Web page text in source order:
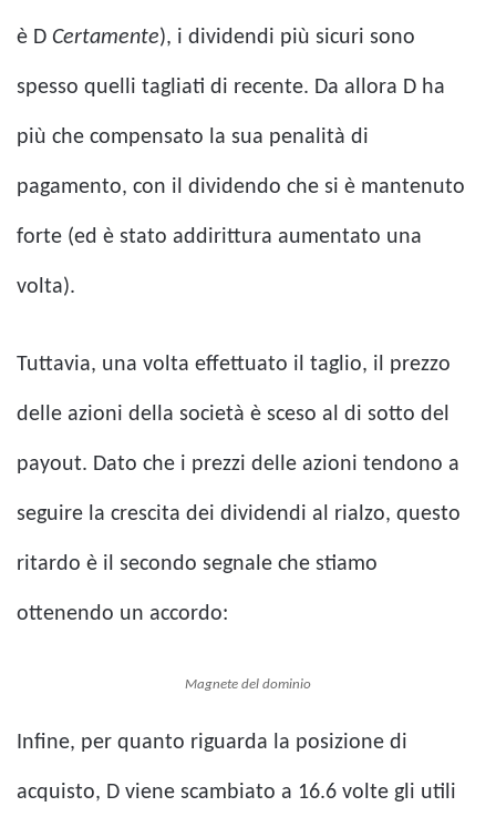
è D Certamente), i dividendi più sicuri sono
spesso quelli tagliati di recente. Da allora D ha
più che compensato la sua penalità di
pagamento, con il dividendo che si è mantenuto
forte (ed è stato addirittura aumentato una
volta).
Tuttavia, una volta effettuato il taglio, il prezzo
delle azioni della società è sceso al di sotto del
payout. Dato che i prezzi delle azioni tendono a
seguire la crescita dei dividendi al rialzo, questo
ritardo è il secondo segnale che stiamo
ottenendo un accordo:
Magnete del dominio
Infine, per quanto riguarda la posizione di
acquisto, D viene scambiato a 16.6 volte gli utili